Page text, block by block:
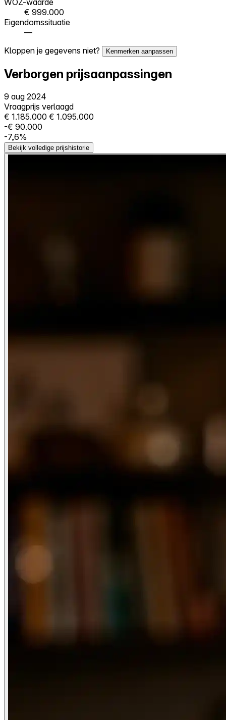
€ 999.000
Eigendomssituatie
—
Kloppen je gegevens niet?
Kenmerken aanpassen
Verborgen prijsaanpassingen
9 aug 2024
Vraagprijs verlaagd
€ 1.185.000 € 1.095.000
-€ 90.000
-7,6%
Bekijk volledige prijshistorie